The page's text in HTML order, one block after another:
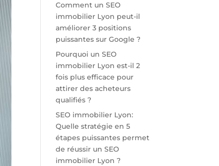
Comment un SEO
immobilier Lyon peut-il
améliorer 3 positions
puissantes sur Google ?
Pourquoi un SEO
immobilier Lyon est-il 2
fois plus efficace pour
attirer des acheteurs
qualifiés ?
SEO immobilier Lyon:
Quelle stratégie en 5
étapes puissantes permet
de réussir un SEO
immobilier Lyon ?